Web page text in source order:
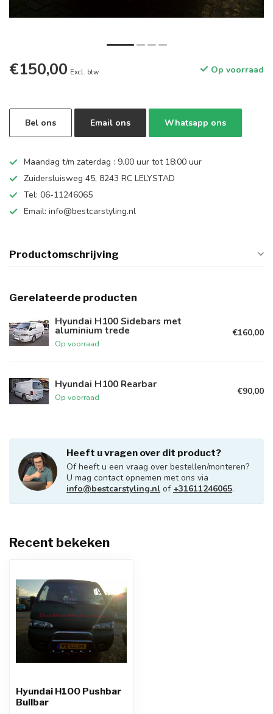
€150,00 Excl. btw Op voorraad
Bel ons Email ons Whatsapp ons
Maandag t/m zaterdag : 9.00 uur tot 18:00 uur
Zuidersluisweg 45, 8243 RC LELYSTAD
Tel: 06-11246065
Email: info@bestcarstyling.nl
Productomschrijving
Gerelateerde producten
Hyundai H100 Sidebars met
aluminium trede
Op voorraad
€160,00
Hyundai H100 Rearbar
Op voorraad
€90,00
Heeft u vragen over dit product?
Of heeft u een vraag over bestellen/monteren?
U mag contact opnemen met ons via
info@bestcarstyling.nl of +31611246065.
Recent bekeken
Hyundai H100 Pushbar
Bullbar